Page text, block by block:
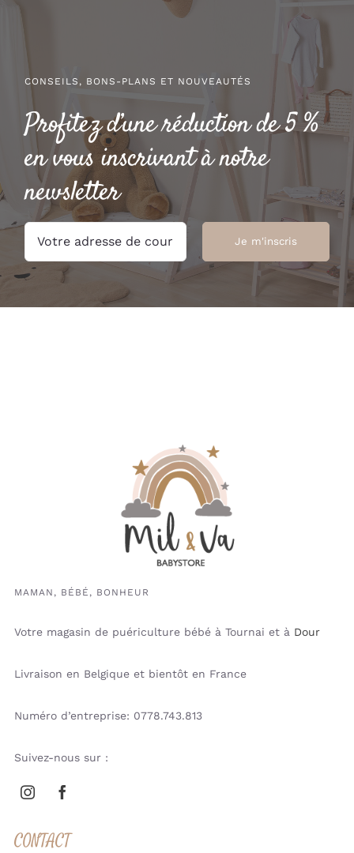
CONSEILS, BONS-PLANS ET NOUVEAUTÉS
Profitez d’une réduction de 5 %
en vous inscrivant à notre
newsletter
MAMAN, BÉBÉ, BONHEUR
Votre magasin de puériculture bébé à Tournai et à Dour
Livraison en Belgique et bientôt en France
Numéro d’entreprise: 0778.743.813
Suivez-nous sur :
CONTACT